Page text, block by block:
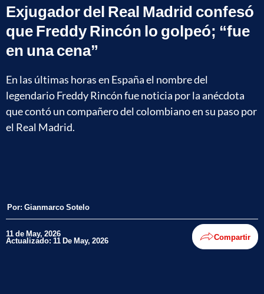
Exjugador del Real Madrid confesó
que Freddy Rincón lo golpeó; “fue
en una cena”
En las últimas horas en España el nombre del
legendario Freddy Rincón fue noticia por la anécdota
que contó un compañero del colombiano en su paso por
el Real Madrid.
Por: Gianmarco Sotelo
11 de May, 2026
Actualizado: 11 De May, 2026 Compartir